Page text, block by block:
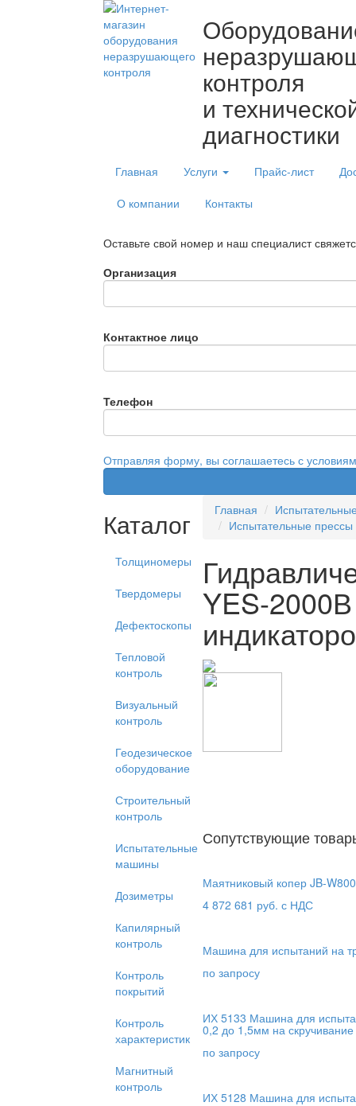
контроля
и
диагностики
Главная Услуги Прайс-лист
О компании
Контакты
Оставьте свой номер и наш специалист
Организация
Контактное лицо
Телефон
Отправляя форму, вы соглашаетесь с
Каталог
Толщиномеры
Твердомеры
Дефектоскопы
Тепловой
контроль
Визуальный
контроль
Геодезическое
оборудование
Строительный
контроль
Испытательные
машины
Дозиметры
Капилярный
контроль
Контроль
покрытий
Контроль
характеристик
Магнитный
контроль
Главная
Испытательные прессы
YES-
Сопутствующие
Маятниковый копер JB-W800
4 872 681 руб. с НДС
Машина для испытаний на
по запросу
ИХ 5133 Машина для
0,2 до 1,5мм на скручивание
по запросу
ИХ 5128 Машина для